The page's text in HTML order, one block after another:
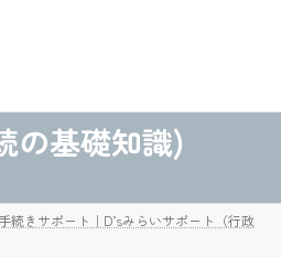
良市・生駒市の遺言・
の基礎知識)
続きサポート｜D’sみらいサポート（行政